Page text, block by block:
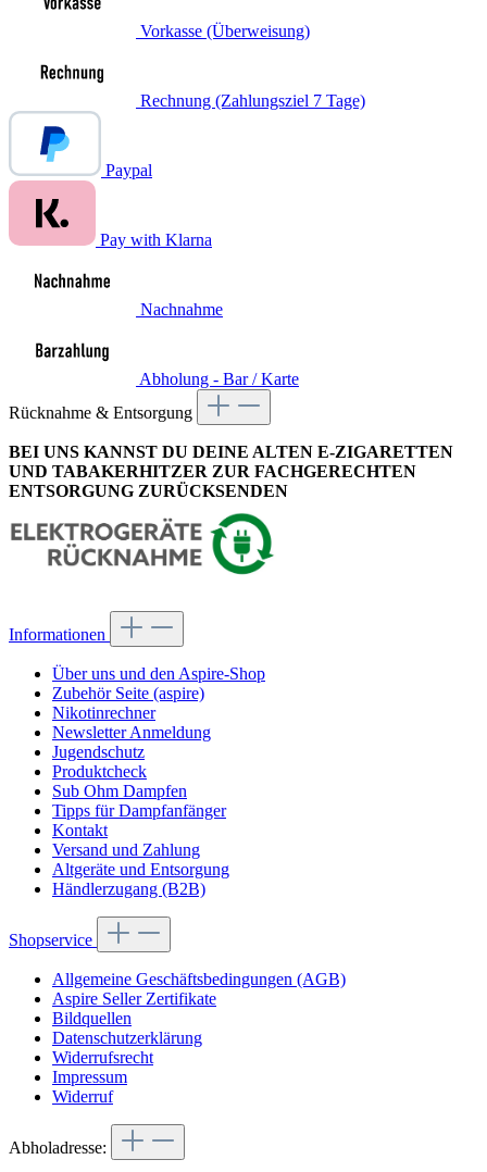
Vorkasse (Überweisung)
Rechnung (Zahlungsziel 7 Tage)
Paypal
Pay with Klarna
Nachnahme
Abholung - Bar / Karte
Rücknahme & Entsorgung
BEI UNS KANNST DU DEINE ALTEN E-ZIGARETTEN
UND TABAKERHITZER ZUR FACHGERECHTEN
ENTSORGUNG ZURÜCKSENDEN
Informationen
Über uns und den Aspire-Shop
Zubehör Seite (aspire)
Nikotinrechner
Newsletter Anmeldung
Jugendschutz
Produktcheck
Sub Ohm Dampfen
Tipps für Dampfanfänger
Kontakt
Versand und Zahlung
Altgeräte und Entsorgung
Händlerzugang (B2B)
Shopservice
Allgemeine Geschäftsbedingungen (AGB)
Aspire Seller Zertifikate
Bildquellen
Datenschutzerklärung
Widerrufsrecht
Impressum
Widerruf
Abholadresse: